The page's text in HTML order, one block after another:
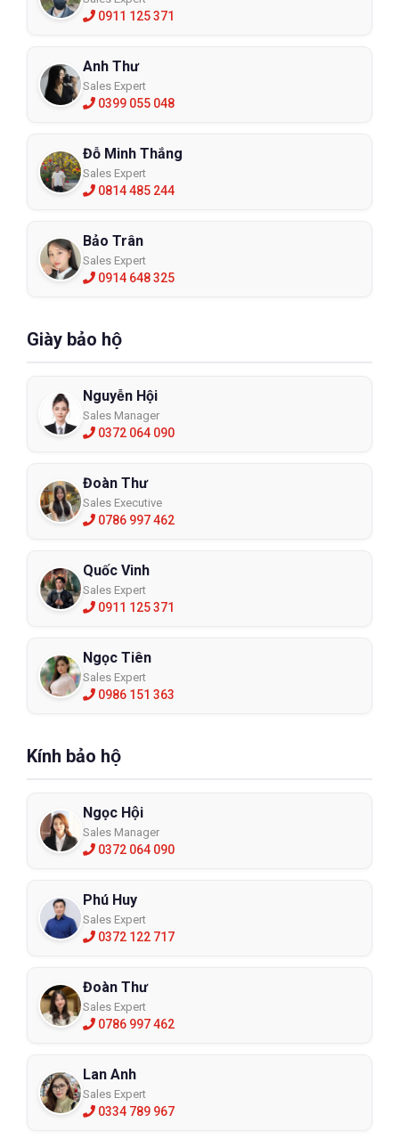
0911 125 371
Anh Thư
Sales Expert
0399 055 048
Đỗ Minh Thắng
Sales Expert
0814 485 244
Bảo Trân
Sales Expert
0914 648 325
Giày bảo hộ
Nguyễn Hội
Sales Manager
0372 064 090
Đoàn Thư
Sales Executive
0786 997 462
Quốc Vinh
Sales Expert
0911 125 371
Ngọc Tiên
Sales Expert
0986 151 363
Kính bảo hộ
Ngọc Hội
Sales Manager
0372 064 090
Phú Huy
Sales Expert
0372 122 717
Đoàn Thư
Sales Expert
0786 997 462
Lan Anh
Sales Expert
0334 789 967